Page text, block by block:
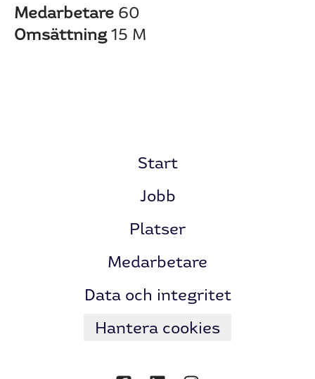
Medarbetare 60
Omsättning 15 M
Start
Jobb
Platser
Medarbetare
Data och integritet
Hantera cookies